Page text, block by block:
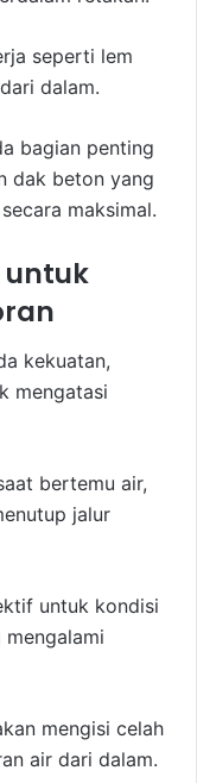
seperti lem
dalam.
bagian penting
dak beton yang
maksimal.
untuk
kekuatan,
mengatasi
bertemu air,
jalur
untuk kondisi
mengisi celah
air dari dalam.